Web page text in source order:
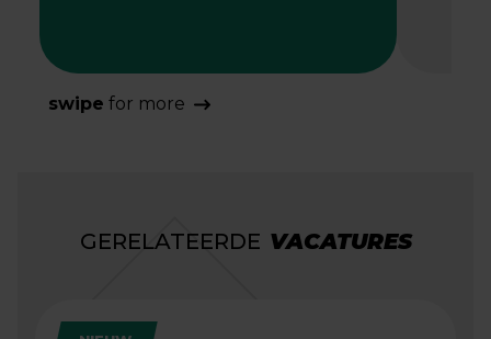
swipe for more
GERELATEERDE VACATURES